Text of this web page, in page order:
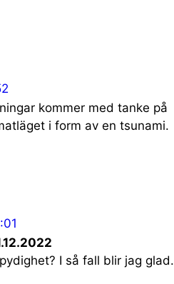
kommer med tanke på
i form av en tsunami.
I så fall blir jag glad.